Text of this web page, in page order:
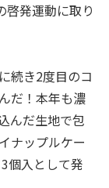
啓発運動に取り
続き2度目のコ
だ！本年も濃
んだ生地で包
ナップルケー
個入として発